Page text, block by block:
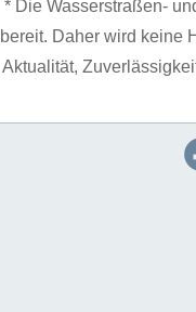
* Die Wasserstraßen-
bereit. Daher wird keine
Aktualität,